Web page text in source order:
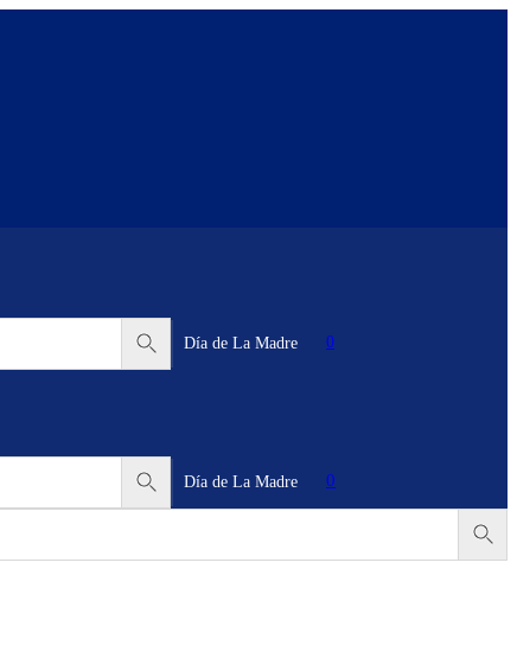
Día de La Madre 0
Día de La Madre 0